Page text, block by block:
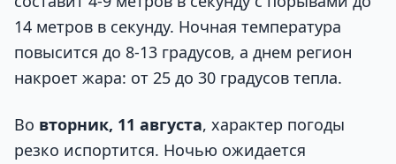
14 метров в секунду. Ночная температура
повысится до 8-13 градусов, а днем регион
накроет жара: от 25 до 30 градусов тепла.
Во вторник, 11 августа, характер погоды
резко испортится. Ночью ожидается